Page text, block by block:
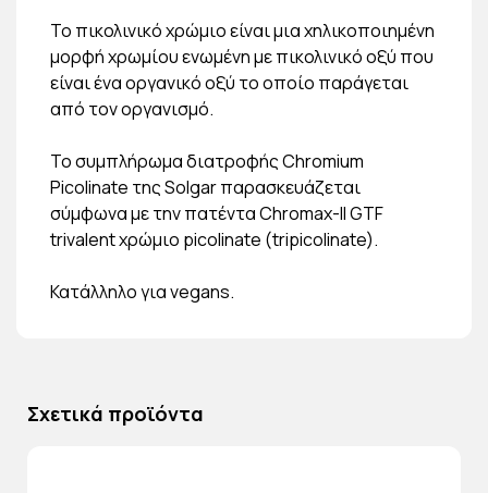
To πικολινικό χρώμιο είναι μια χηλικοποιημένη
μορφή χρωμίου ενωμένη με πικολινικό οξύ που
είναι ένα οργανικό οξύ το οποίο παράγεται
από τον οργανισμό.
Το συμπλήρωμα διατροφής Chromium
Picolinate της Solgar παρασκευάζεται
σύμφωνα με την πατέντα Chromax-II GTF
trivalent χρώμιο picolinate (tripicolinate).
Κατάλληλο για vegans.
Σχετικά προϊόντα